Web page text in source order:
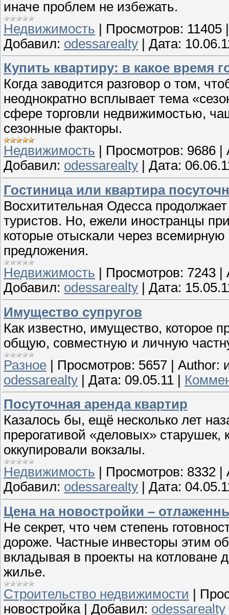
иначе проблем не избежать.
Недвижимость | Просмотров: 11405
Добавил: odessarealty | Дата:
Купить квартиру: в какое время
Когда заводится разговор о том,
неоднократно всплывает тема
сфере торговли недвижимостью,
сезонные факторы.
Недвижимость
Просмотров: 9686
Добавил: odessarealty Дата:
Гостиница или квартира
Восхитительная Одесса
туристов. Но, ежели иностранцы
которые отыскали через
предложения.
Недвижимость
Просмотров: 7243
Добавил: odessarealty Дата:
Имущество супругов
Как известно, имущество, которое
общую, совместную и личную
Разное | Просмотров: 5657 | Author:
odessarealty | Дата: 09.05.11 |
Посуточная аренда квартир
Казалось бы, ещё несколько лет
прерогативой «деловых»
оккупировали вокзалы.
Недвижимость
Просмотров: 8332
Добавил: odessarealty Дата:
Цена на новостройки –
Не секрет, что чем степень
дороже. Частные инвесторы этим
вкладывая в проекты на котловане
жилье.
Строительство недвижимости
новостройка| Добавил: odessarealty